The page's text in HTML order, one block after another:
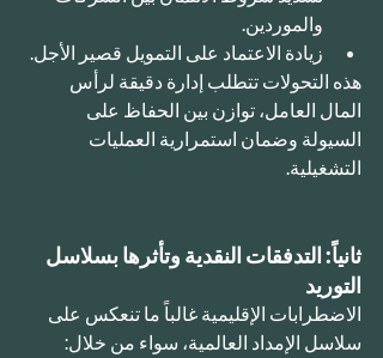
والموردين.
زيادة الاعتماد على التمويل قصير الأجل.
هذه التحولات تتطلب إدارة دقيقة لرأس
المال العامل، توازن بين الحفاظ على
السيولة وضمان استمرارية العمليات
التشغيلية.
ثانياً: التدفقات النقدية وتأثرها بسلاسل
التوريد
الاضطرابات الإقليمية غالباً ما تنعكس على
سلاسل الإمداد العالمية، سواء من خلال: